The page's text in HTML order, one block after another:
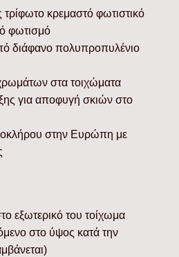
κρεμαστό φωτιστικό
φωτισμό
διάφανο πολυπροπυλένιο
στα τοιχώματα
για αποφυγή σκιών στο
στην Ευρώπη με
εξωτερικό του τοίχωμα
στο ύψος κατά την